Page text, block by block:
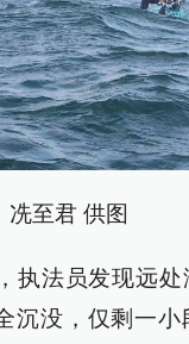
冼至君 供图
执法员发现远
沉没，仅剩一小